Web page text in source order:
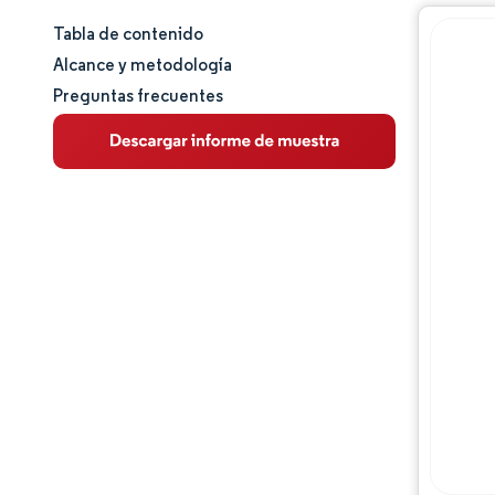
Tamaño y cuota de mercado
Análisis de mercado
Tendencias e ideas
Tabla de contenido
Alcance y metodología
Preguntas frecuentes